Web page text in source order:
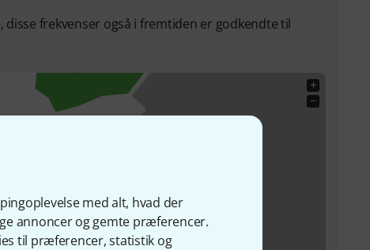
med alt, hvad der
annoncer og gemte præferencer.
til præferencer, statistik og
frekvenser også i fremtiden er godkendte til
+
−